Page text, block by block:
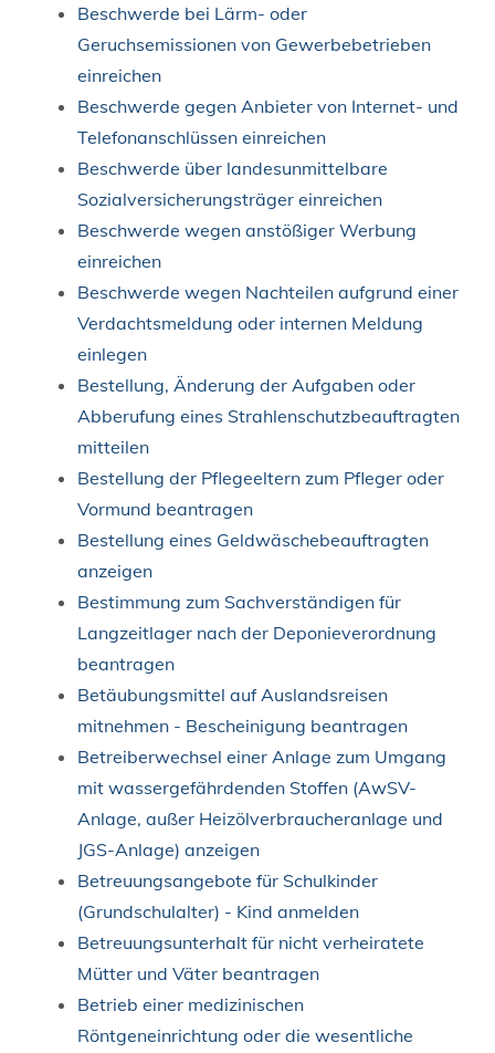
Beschwerde bei Lärm- oder
Geruchsemissionen von Gewerbebetrieben
einreichen
Beschwerde gegen Anbieter von Internet- und
Telefonanschlüssen einreichen
Beschwerde über landesunmittelbare
Sozialversicherungsträger einreichen
Beschwerde wegen anstößiger Werbung
einreichen
Beschwerde wegen Nachteilen aufgrund einer
Verdachtsmeldung oder internen Meldung
einlegen
Bestellung, Änderung der Aufgaben oder
Abberufung eines Strahlenschutzbeauftragten
mitteilen
Bestellung der Pflegeeltern zum Pfleger oder
Vormund beantragen
Bestellung eines Geldwäschebeauftragten
anzeigen
Bestimmung zum Sachverständigen für
Langzeitlager nach der Deponieverordnung
beantragen
Betäubungsmittel auf Auslandsreisen
mitnehmen - Bescheinigung beantragen
Betreiberwechsel einer Anlage zum Umgang
mit wassergefährdenden Stoffen (AwSV-
Anlage, außer Heizölverbraucheranlage und
JGS-Anlage) anzeigen
Betreuungsangebote für Schulkinder
(Grundschulalter) - Kind anmelden
Betreuungsunterhalt für nicht verheiratete
Mütter und Väter beantragen
Betrieb einer medizinischen
Röntgeneinrichtung oder die wesentliche